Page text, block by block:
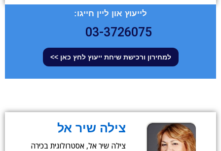
לייעוץ און ליין חייגו:
03-3726075
למחירון ורכישת שיחת ייעוץ לחץ כאן >>
צילה שיר אל
צילה שיר אל, אסטרולוגית בכירה